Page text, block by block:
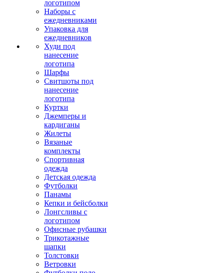
логотипом
Наборы с
ежедневниками
Упаковка для
ежедневников
Худи под
нанесение
логотипа
Шарфы
Свитшоты под
нанесение
логотипа
Куртки
Джемперы и
кардиганы
Жилеты
Вязаные
комплекты
Спортивная
одежда
Детская одежда
Футболки
Панамы
Кепки и бейсболки
Лонгсливы с
логотипом
Офисные рубашки
Трикотажные
шапки
Толстовки
Ветровки